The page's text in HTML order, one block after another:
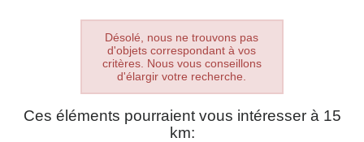
Désolé, nous ne trouvons pas
d'objets correspondant à vos
critères. Nous vous conseillons
d'élargir votre recherche.
Ces éléments pourraient vous intéresser à 15
km: